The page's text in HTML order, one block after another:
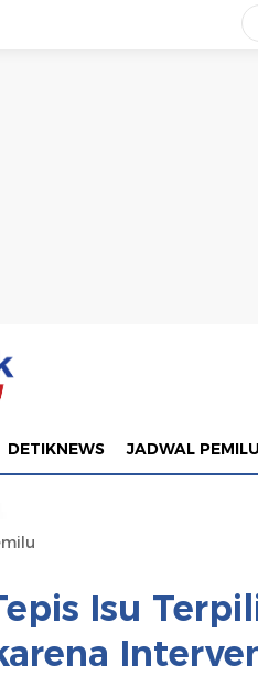
DETIKNEWS JADWAL PEMILU
Isu